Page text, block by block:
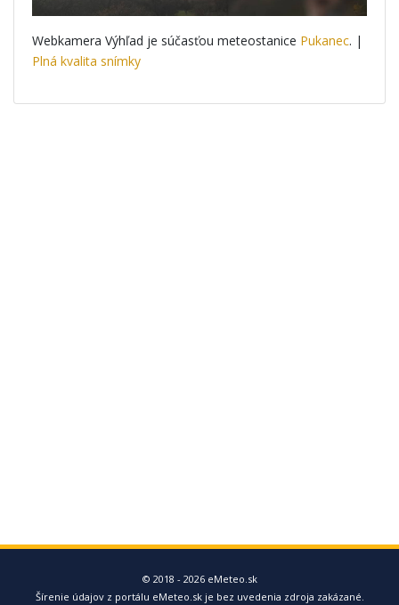
Webkamera Výhľad je súčasťou meteostanice Pukanec. |
Plná kvalita snímky
© 2018 - 2026 eMeteo.sk
Šírenie údajov z portálu eMeteo.sk je bez uvedenia zdroja zakázané.